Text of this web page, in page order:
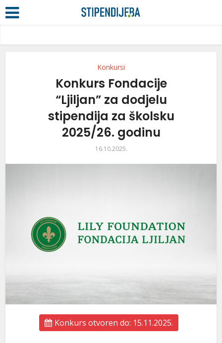
Konkursi
Konkurs Fondacije
“Ljiljan” za dodjelu
stipendija za školsku
2025/26. godinu
16.10.2025.
Konkurs otvoren do: 15.11.2025.